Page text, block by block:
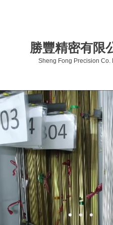
勝豐精密有限
Sheng Fong Precision Co.